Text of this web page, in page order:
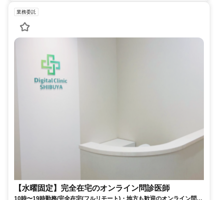
業務委託
【水曜固定】完全在宅のオンライン問診医師
10時〜19時勤務/完全在宅(フルリモート)・地方も歓迎のオンライン問診